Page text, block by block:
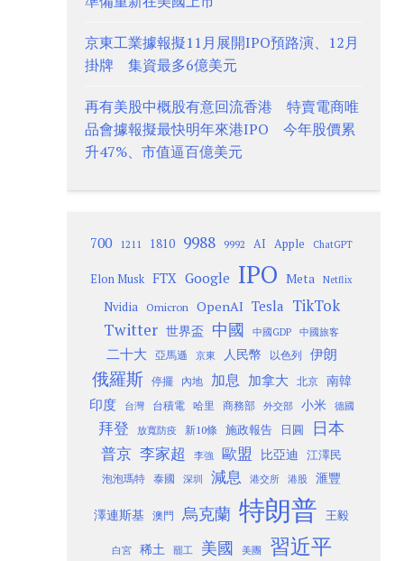
京東工業據報擬11月展開IPO預路演、12月
掛牌 集資最多6億美元
再有美股中概股有意回流香港 特賣電商唯
品會據報擬最快明年來港IPO 今年股價累
升47%、市值逼百億美元
700 1211 1810 9988 9992 AI Apple ChatGPT
Elon Musk FTX Google IPO Meta Netflix
Nvidia Omicron OpenAI Tesla TikTok
Twitter 世界盃 中國 中國GDP 中國旅客
二十大 亞馬遜 京東 人民幣 以色列 伊朗
俄羅斯 停擺 內地 加息 加拿大 北京
南韓
印度
台灣 台積電 哈里 商務部 外交部 小米 德國
拜登 放寬防疫 新10條 施政報告 日圓 日本
普京 李家超 李強 歐盟 比亞迪 江澤民
泡泡瑪特 泰國 深圳 減息 港交所 港股 滙豐
澤連斯基 澳門 烏克蘭 特朗普 王毅
白宮 稀土 罷工 美國 美團 習近平